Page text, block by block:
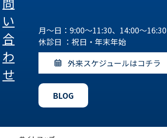
い
合
わ
せ
月～日：9:00～11:30、14:00～16:30
休診日 ：祝日・年末年始
外来スケジュールはコチラ
BLOG